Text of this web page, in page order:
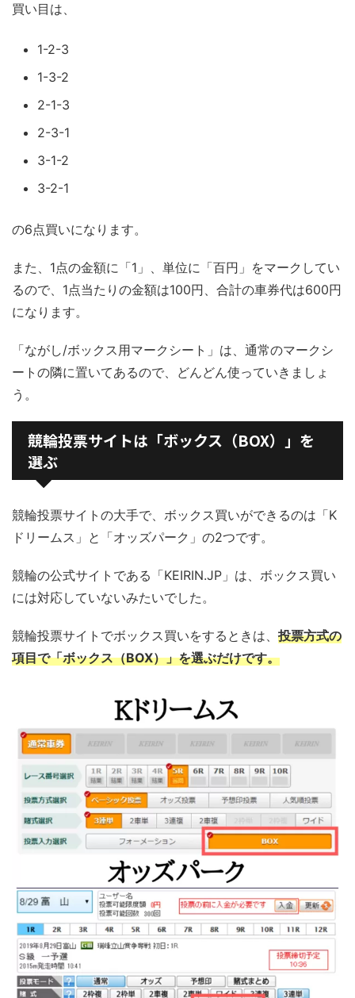
買い目は、
1-2-3
1-3-2
2-1-3
2-3-1
3-1-2
3-2-1
の6点買いになります。
また、1点の金額に「1」、単位に「百円」をマークしてい
るので、1点当たりの金額は100円、合計の車券代は600円
になります。
「ながし/ボックス用マークシート」は、通常のマークシ
ートの隣に置いてあるので、どんどん使っていきましょ
う。
競輪投票サイトは「ボックス（BOX）」を
選ぶ
競輪投票サイトの大手で、ボックス買いができるのは「K
ドリームス」と「オッズパーク」の2つです。
競輪の公式サイトである「KEIRIN.JP」は、ボックス買い
には対応していないみたいでした。
競輪投票サイトでボックス買いをするときは、 投票方式の
項目で「ボックス（BOX）」を選ぶだけです。